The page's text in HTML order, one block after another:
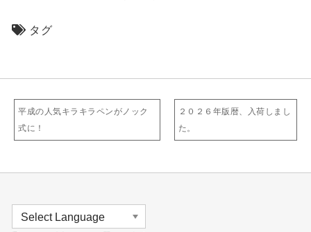
タグ
平成の人気キラキラペンがノック
式に！
２０２６年版暦、入荷しまし
た。